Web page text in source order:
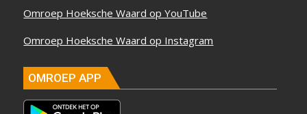
Omroep Hoeksche Waard op YouTube
Omroep Hoeksche Waard op Instagram
OMROEP APP